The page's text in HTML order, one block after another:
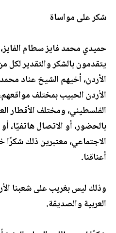
شكر على مواساة
حميدي محمد فايز سطام
يتقدمون بالشكر والتقدير
الأردن، أخيهم الشيخ عناد
الأردن الحبيب بمختلف
الفلسطيني، ومختلف الأقطار
بالحضور، أو الاتصال هاتفيًا،
الاجتماعي، معتبرين ذلك
أعناقنا.
وذلك ليس بغريب على شعبنا
العربية والصديقة.